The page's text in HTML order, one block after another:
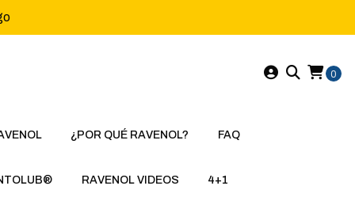
0
¿POR QUÉ RAVENOL? FAQ
RAVENOL VIDEOS 4+1